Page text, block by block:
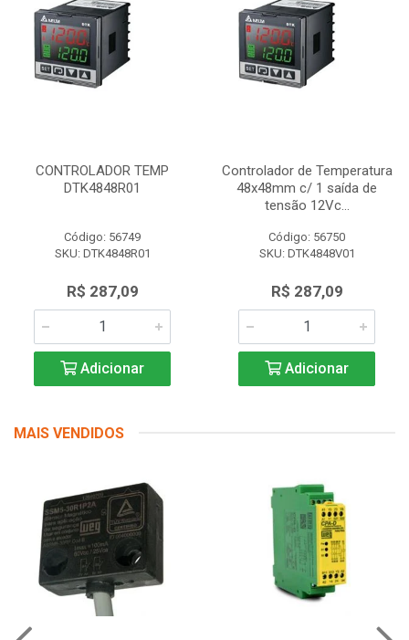
CONTROLADOR TEMP
DTK4848R01
Código: 56749
SKU: DTK4848R01
R$ 287,09
Adicionar
Controlador de Temperatura
48x48mm c/ 1 saída de
tensão 12Vc...
Código: 56750
SKU: DTK4848V01
R$ 287,09
Adicionar
MAIS VENDIDOS